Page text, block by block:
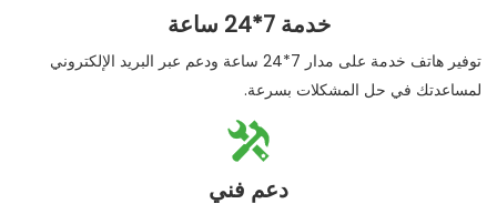
خدمة 7*24 ساعة
توفير هاتف خدمة على مدار 7*24 ساعة ودعم عبر البريد الإلكتروني
لمساعدتك في حل المشكلات بسرعة.

دعم فني